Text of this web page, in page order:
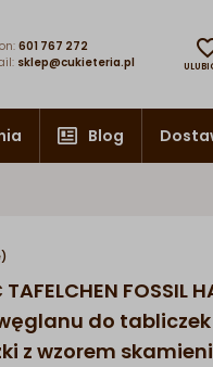
601 767 272
sklep@cukieteria.pl
Blog
FOSSIL
do
z wzorem